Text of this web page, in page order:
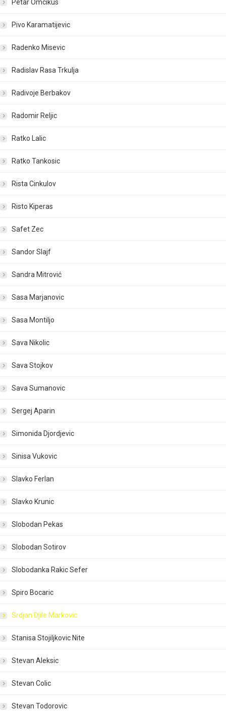
Petar Omcikus
Pivo Karamatijevic
Radenko Misevic
Radislav Rasa Trkulja
Radivoje Berbakov
Radomir Reljic
Ratko Lalic
Ratko Tankosic
Rista Cinkulov
Risto Kiperas
Safet Zec
Sandor Slajf
Sandra Mitrović
Sasa Marjanovic
Sasa Montiljo
Sava Nikolic
Sava Stojkov
Sava Sumanovic
Sergej Aparin
Simonida Djordjevic
Sinisa Vukovic
Slavko Ferlan
Slavko Krunic
Slobodan Pekas
Slobodan Sotirov
Slobodanka Rakic Sefer
Spiro Bocaric
Srdjan Djile Markovic
Stanisa Stojiljkovic Nite
Stevan Aleksic
Stevan Colic
Stevan Todorovic